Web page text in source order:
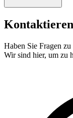
Haben Sie Fragen
Wir sind hier, um zu